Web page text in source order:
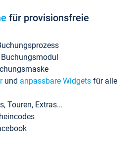
für provisionsfreie
und anpassbare Widgets für alle
Touren, Extras...